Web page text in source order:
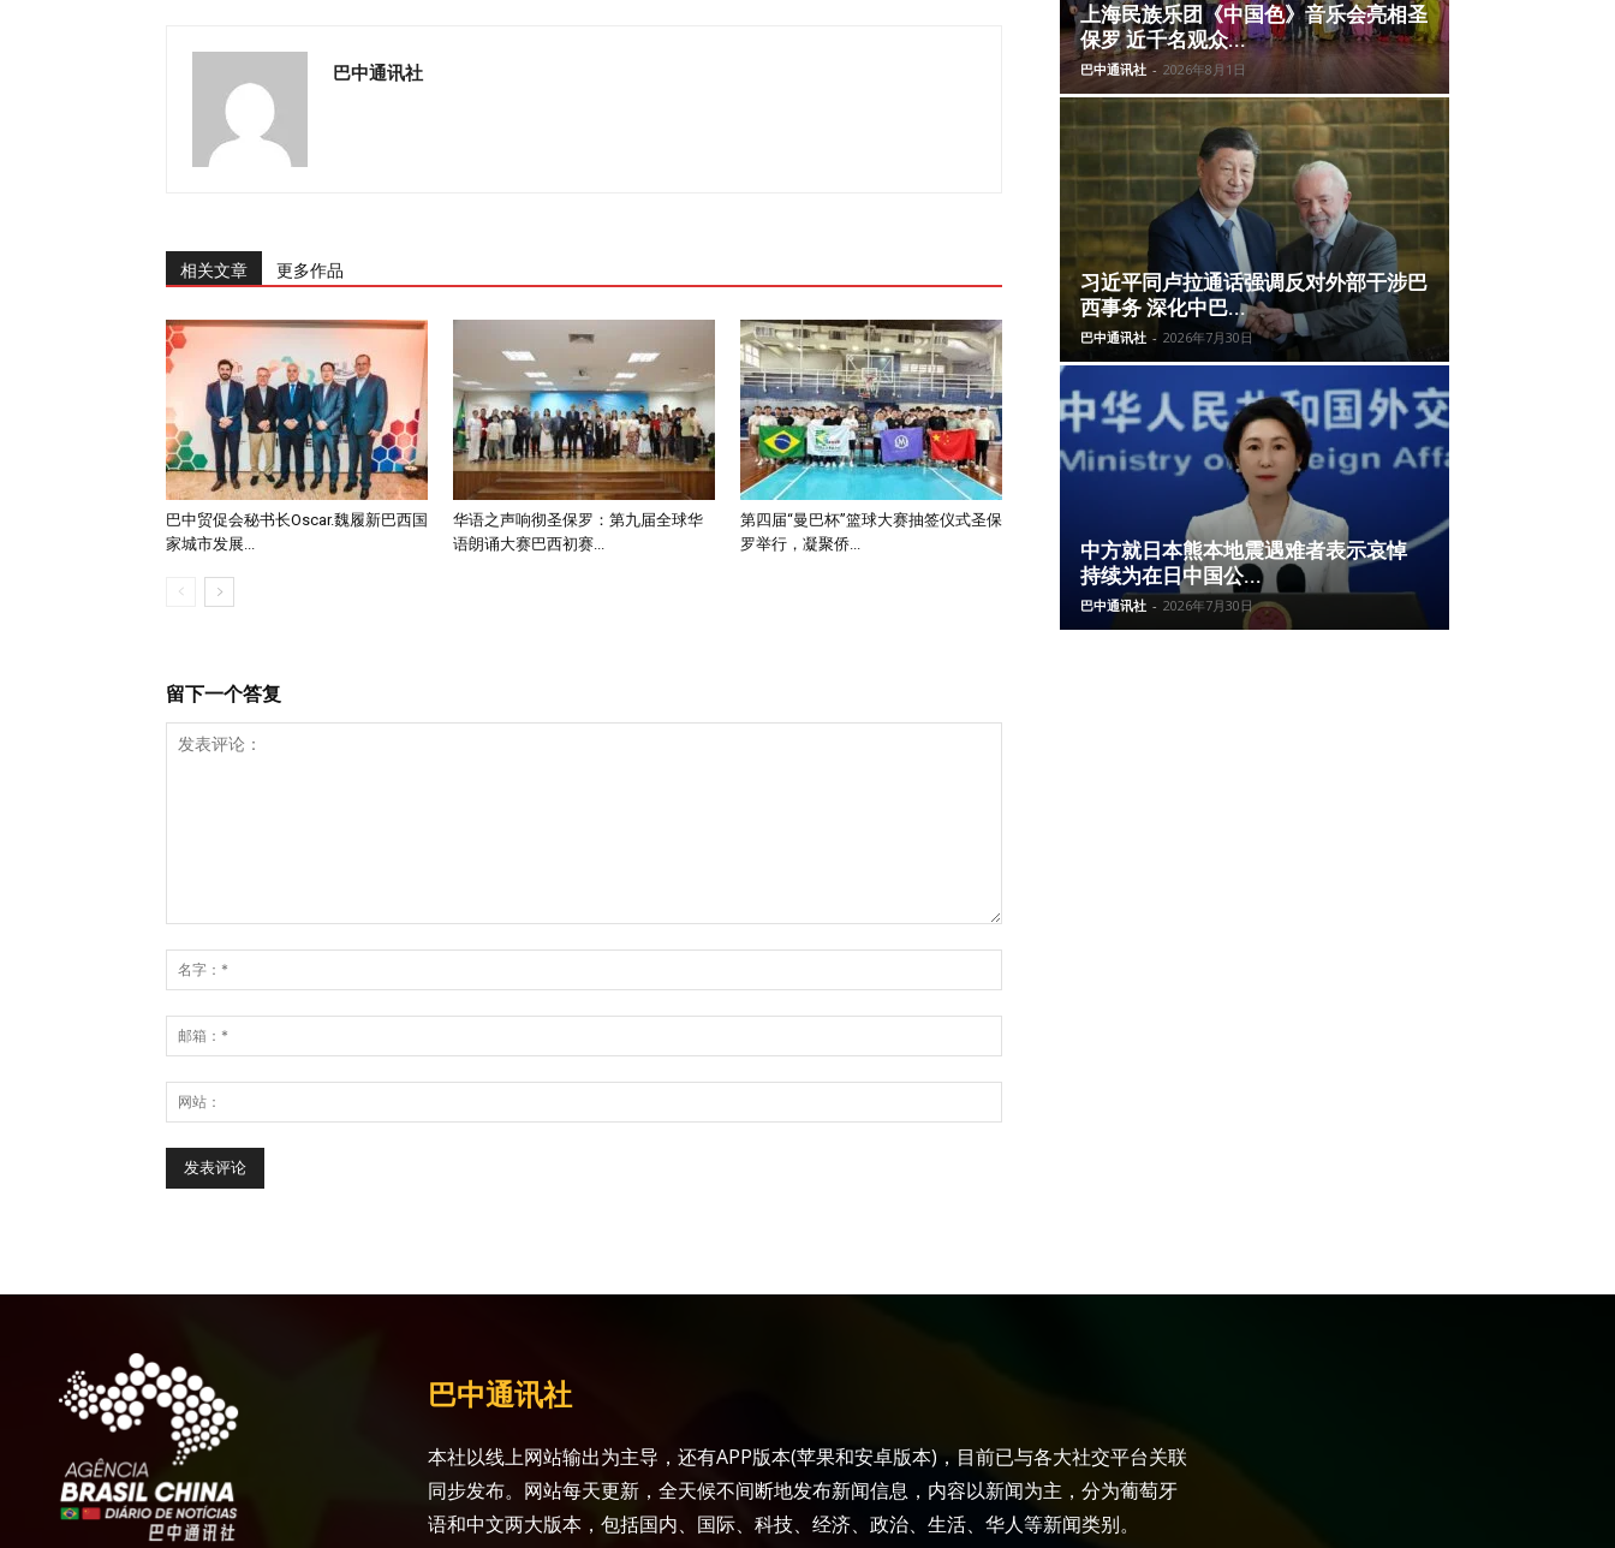
巴中通讯社
相关文章 更多作品
巴中贸促会秘书长Oscar.魏履新巴西国
家城市发展...
华语之声响彻圣保罗：第九届全球华
语朗诵大赛巴西初赛...
第四届“曼巴杯”篮球大赛抽签仪式圣保
罗举行，凝聚侨...
留下一个答复
上海民族乐团《中国色》音乐会亮相圣
保罗 近千名观众...
巴中通讯社 - 2026年8月1日
习近平同卢拉通话强调反对外部干涉巴
西事务 深化中巴...
巴中通讯社 - 2026年7月30日
中方就日本熊本地震遇难者表示哀悼
持续为在日中国公...
巴中通讯社 - 2026年7月30日
巴中通讯社
本社以线上网站输出为主导，还有APP版本(苹果和安卓版本)，目前已与各大社交平台关联
同步发布。网站每天更新，全天候不间断地发布新闻信息，内容以新闻为主，分为葡萄牙
语和中文两大版本，包括国内、国际、科技、经济、政治、生活、华人等新闻类别。